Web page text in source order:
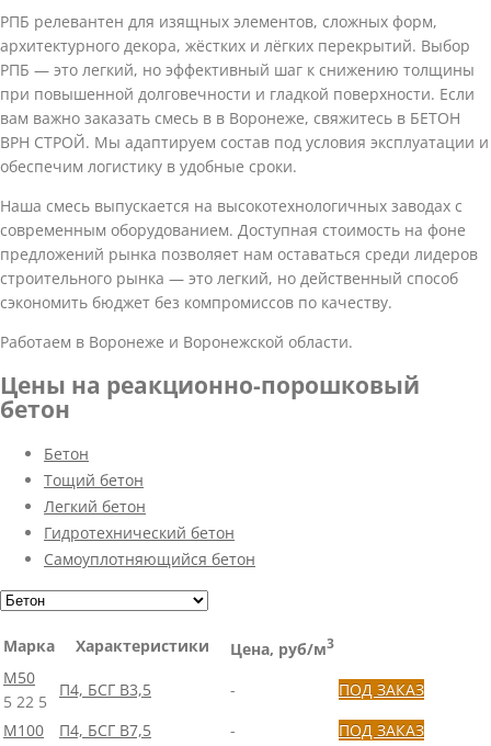
РПБ релевантен для изящных элементов, сложных форм,
архитектурного декора, жёстких и лёгких перекрытий. Выбор
РПБ — это легкий, но эффективный шаг к снижению толщины
при повышенной долговечности и гладкой поверхности. Если
вам важно заказать смесь в в Воронеже, свяжитесь в БЕТОН
ВРН СТРОЙ. Мы адаптируем состав под условия эксплуатации и
обеспечим логистику в удобные сроки.
Наша смесь выпускается на высокотехнологичных заводах с
современным оборудованием. Доступная стоимость на фоне
предложений рынка позволяет нам оставаться среди лидеров
строительного рынка — это легкий, но действенный способ
сэкономить бюджет без компромиссов по качеству.
Работаем в Воронеже и Воронежской области.
Цены на реакционно-порошковый
бетон
Бетон
Тощий бетон
Легкий бетон
Гидротехнический бетон
Самоуплотняющийся бетон
Марка Характеристики Цена, руб/м3
М50
5 22 5
П4, БСГ В3,5 -
ПОД ЗАКАЗ
М100
П4, БСГ В7,5 -
ПОД ЗАКАЗ